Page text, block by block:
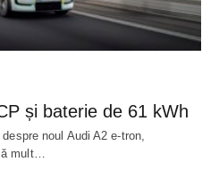
și baterie de 61 kWh
noul Audi A2 e-tron,
mult…